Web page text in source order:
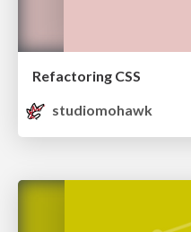
Refactoring CSS
studiomohawk